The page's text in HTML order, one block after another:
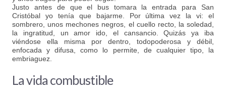
Justo antes de que el bus tomara la entrada para San
Cristóbal yo tenía que bajarme. Por última vez la vi: el
sombrero, unos mechones negros, el cuello recto, la soledad,
la ingratitud, un amor ido, el cansancio. Quizás ya iba
viéndose ella misma por dentro, todopoderosa y débil,
enfocada y difusa, como lo permite, de cualquier tipo, la
embriaguez.
La vida combustible